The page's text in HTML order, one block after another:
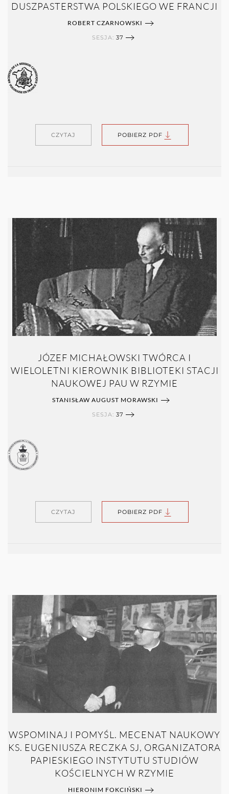
DUSZPASTERSTWA POLSKIEGO WE FRANCJI
ROBERT CZARNOWSKI
SESJA: 37
CZYTAJ POBIERZ PDF
JÓZEF MICHAŁOWSKI TWÓRCA I
WIELOLETNI KIEROWNIK BIBLIOTEKI STACJI
NAUKOWEJ PAU W RZYMIE
STANISŁAW AUGUST MORAWSKI
SESJA: 37
CZYTAJ POBIERZ PDF
WSPOMINAJ I POMYŚL. MECENAT NAUKOWY
KS. EUGENIUSZA RECZKA SJ, ORGANIZATORA
PAPIESKIEGO INSTYTUTU STUDIÓW
KOŚCIELNYCH W RZYMIE
HIERONIM FOKCIŃSKI